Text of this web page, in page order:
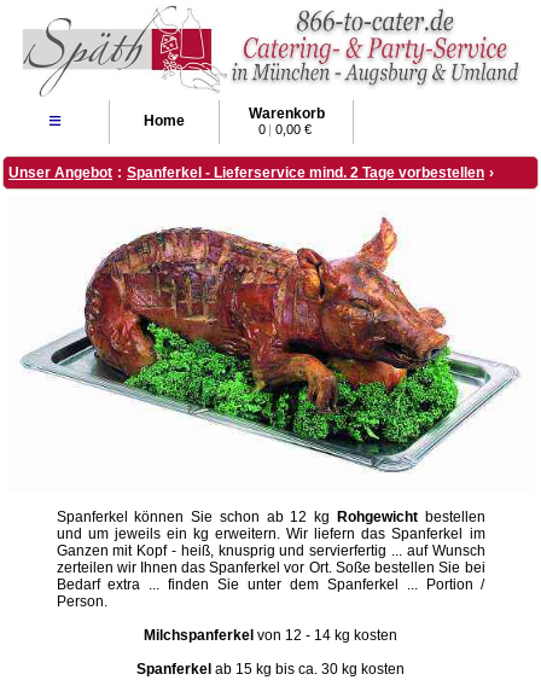
≡ Home Warenkorb
0 | 0,00 €
Unser Angebot : Spanferkel - Lieferservice mind. 2 Tage vorbestellen ›
Spanferkel können Sie schon ab 12 kg Rohgewichtbestellen
und um jeweils ein kg erweitern. Wir liefern das Spanferkel im
Ganzen mit Kopf - heiß, knusprig und servierfertig ... auf Wunsch
zerteilen wir Ihnen das Spanferkel vor Ort. Soße bestellen Sie bei
Bedarf extra ... finden Sie unter dem Spanferkel ... Portion /
Person.
Milchspanferkel von 12 - 14 kg kosten
Spanferkel ab 15 kg bis ca. 30 kg kosten